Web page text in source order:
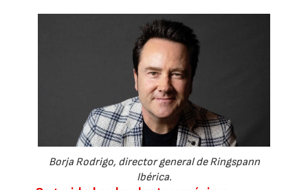
Borja Rodrigo, director general de Ringspann
Ibérica.